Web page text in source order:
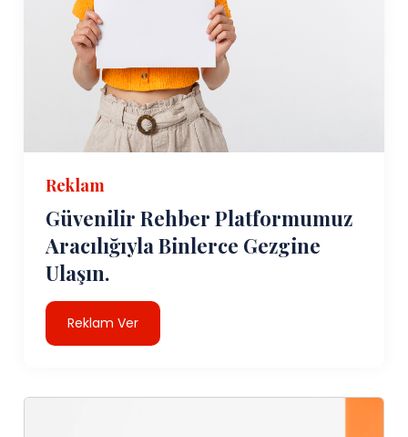
Reklam
Güvenilir Rehber Platformumuz
Aracılığıyla Binlerce Gezgine
Ulaşın.
Reklam Ver